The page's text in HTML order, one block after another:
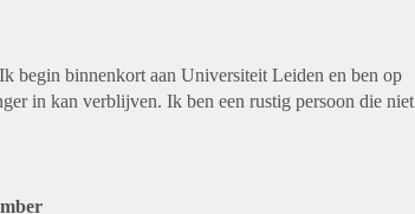
begin binnenkort aan Universiteit Leiden en ben op
in kan verblijven. Ik ben een rustig persoon die niet